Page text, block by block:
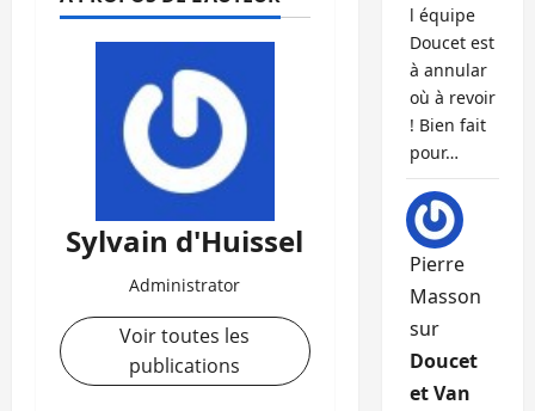
Sylvain d'Huissel
Administrator
Voir toutes les
publications
l équipe
Doucet est
à annular
où à revoir
! Bien fait
pour…
Pierre
Masson
sur
Doucet
et Van